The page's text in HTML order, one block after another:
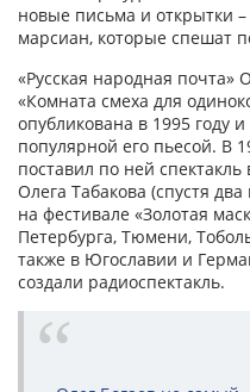
новые письма и открытки
марсиан, которые спешат
«Русская народная почта»
«Комната смеха для
опубликована в 1995 году
популярной его пьесой. В
поставил по ней спектакль
Олега Табакова (спустя
на фестивале «Золотая
Петербурга, Тюмени,
также в Югославии и
создали радиоспектакль.